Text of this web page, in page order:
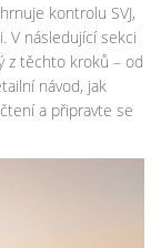
kontrolu SVJ,
V následující sekci
z těchto kroků – od
návod, jak
a připravte se